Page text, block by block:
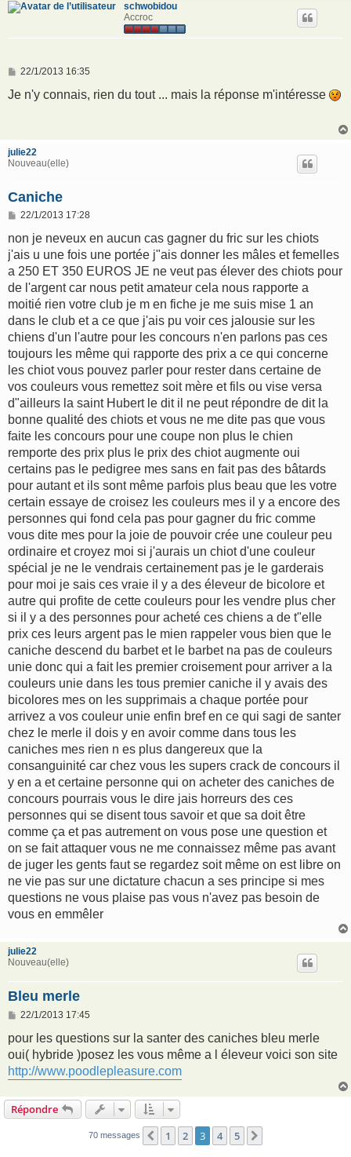
schwobidou
Accroc
M
s
22/1/2013 16:35
Je n'y connais, rien du tout ... mais la réponse m'intéresse
julie22
Nouveau(elle)
Caniche
M
s
s
a
g
22/1/2013 17:28
non je neveux en aucun cas gagner du fric sur les chiots
j'ais u une fois une portée j"ais donner les mâles et femelles
a 250 ET 350 EUROS JE ne veut pas élever des chiots pour
de l'argent car nous petit amateur cela nous rapporte a
moitié rien votre club je m en fiche je me suis mise 1 an
dans le club et a ce que j'ais pu voir ces jalousie sur les
chiens d'un l'autre pour les concours n'en parlons pas ces
toujours les même qui rapporte des prix a ce qui concerne
les chiot vous pouvez parler pour rester dans certaine de
vos couleurs vous remettez soit mère et fils ou vise versa
d"ailleurs la saint Hubert le dit il ne peut répondre de dit la
bonne qualité des chiots et vous ne me dite pas que vous
faite les concours pour une coupe non plus le chien
remporte des prix plus le prix des chiot augmente oui
certains pas le pedigree mes sans en fait pas des bâtards
pour autant et ils sont même parfois plus beau que les votre
certain essaye de croisez les couleurs mes il y a encore des
personnes qui fond cela pas pour gagner du fric comme
vous dite mes pour la joie de pouvoir crée une couleur peu
ordinaire et croyez moi si j'aurais un chiot d'une couleur
spécial je ne le vendrais certainement pas je le garderais
pour moi je sais ces vraie il y a des éleveur de bicolore et
autre qui profite de cette couleurs pour les vendre plus cher
si il y a des personnes pour acheté ces chiens a de t"elle
prix ces leurs argent pas le mien rappeler vous bien que le
caniche descend du barbet et le barbet na pas de couleurs
unie donc qui a fait les premier croisement pour arriver a la
couleurs unie dans les tous premier caniche il y avais des
bicolores mes on les supprimais a chaque portée pour
arrivez a vos couleur unie enfin bref en ce qui sagi de santer
chez le merle il dois y en avoir comme dans tous les
caniches mes rien n es plus dangereux que la
consanguinité car chez vous les supers crack de concours il
y en a et certaine personne qui on acheter des caniches de
concours pourrais vous le dire jais horreurs des ces
personnes qui se disent tous savoir et que sa doit être
comme ça et pas autrement on vous pose une question et
on se fait attaquer vous ne me connaissez même pas avant
de juger les gents faut se regardez soit même on est libre on
ne vie pas sur une dictature chacun a ses principe si mes
questions ne vous plaise pas vous n'avez pas besoin de
vous en emmêler
julie22
Nouveau(elle)
Bleu merle
M
s
a
g
e
22/1/2013 17:45
pour les questions sur la santer des caniches bleu merle
oui( hybride )posez les vous même a l éleveur voici son site
http://www.poodlepleasure.com
Répondre
70 messages Précédent
1 2 3 4 5